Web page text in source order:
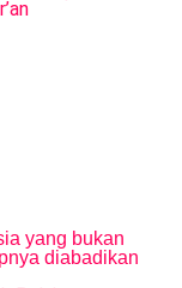
yang bukan
diabadikan